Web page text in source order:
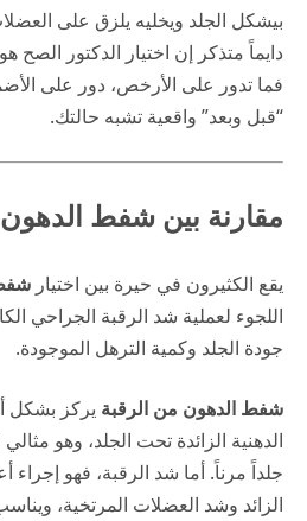
بيشكل الجلد ويخليه يلزق على
فما تدور على الأرخص، دور على
“قبل وبعد” واقعية تشبه حالتك.
مقارنة بين شفط
يقع الكثيرون في حيرة بين اختيار
اللجوء لعملية شد الرقبة الجراحي
جودة الجلد وكمية الترهل الموجودة.
شفط الدهون من الرقبة يركز بشكل
الدهنية الزائدة تحت الجلد، وهو
جلداً مرناً. أما شد الرقبة، فهو إجراء
الزائد وشد العضلات المرتخية،